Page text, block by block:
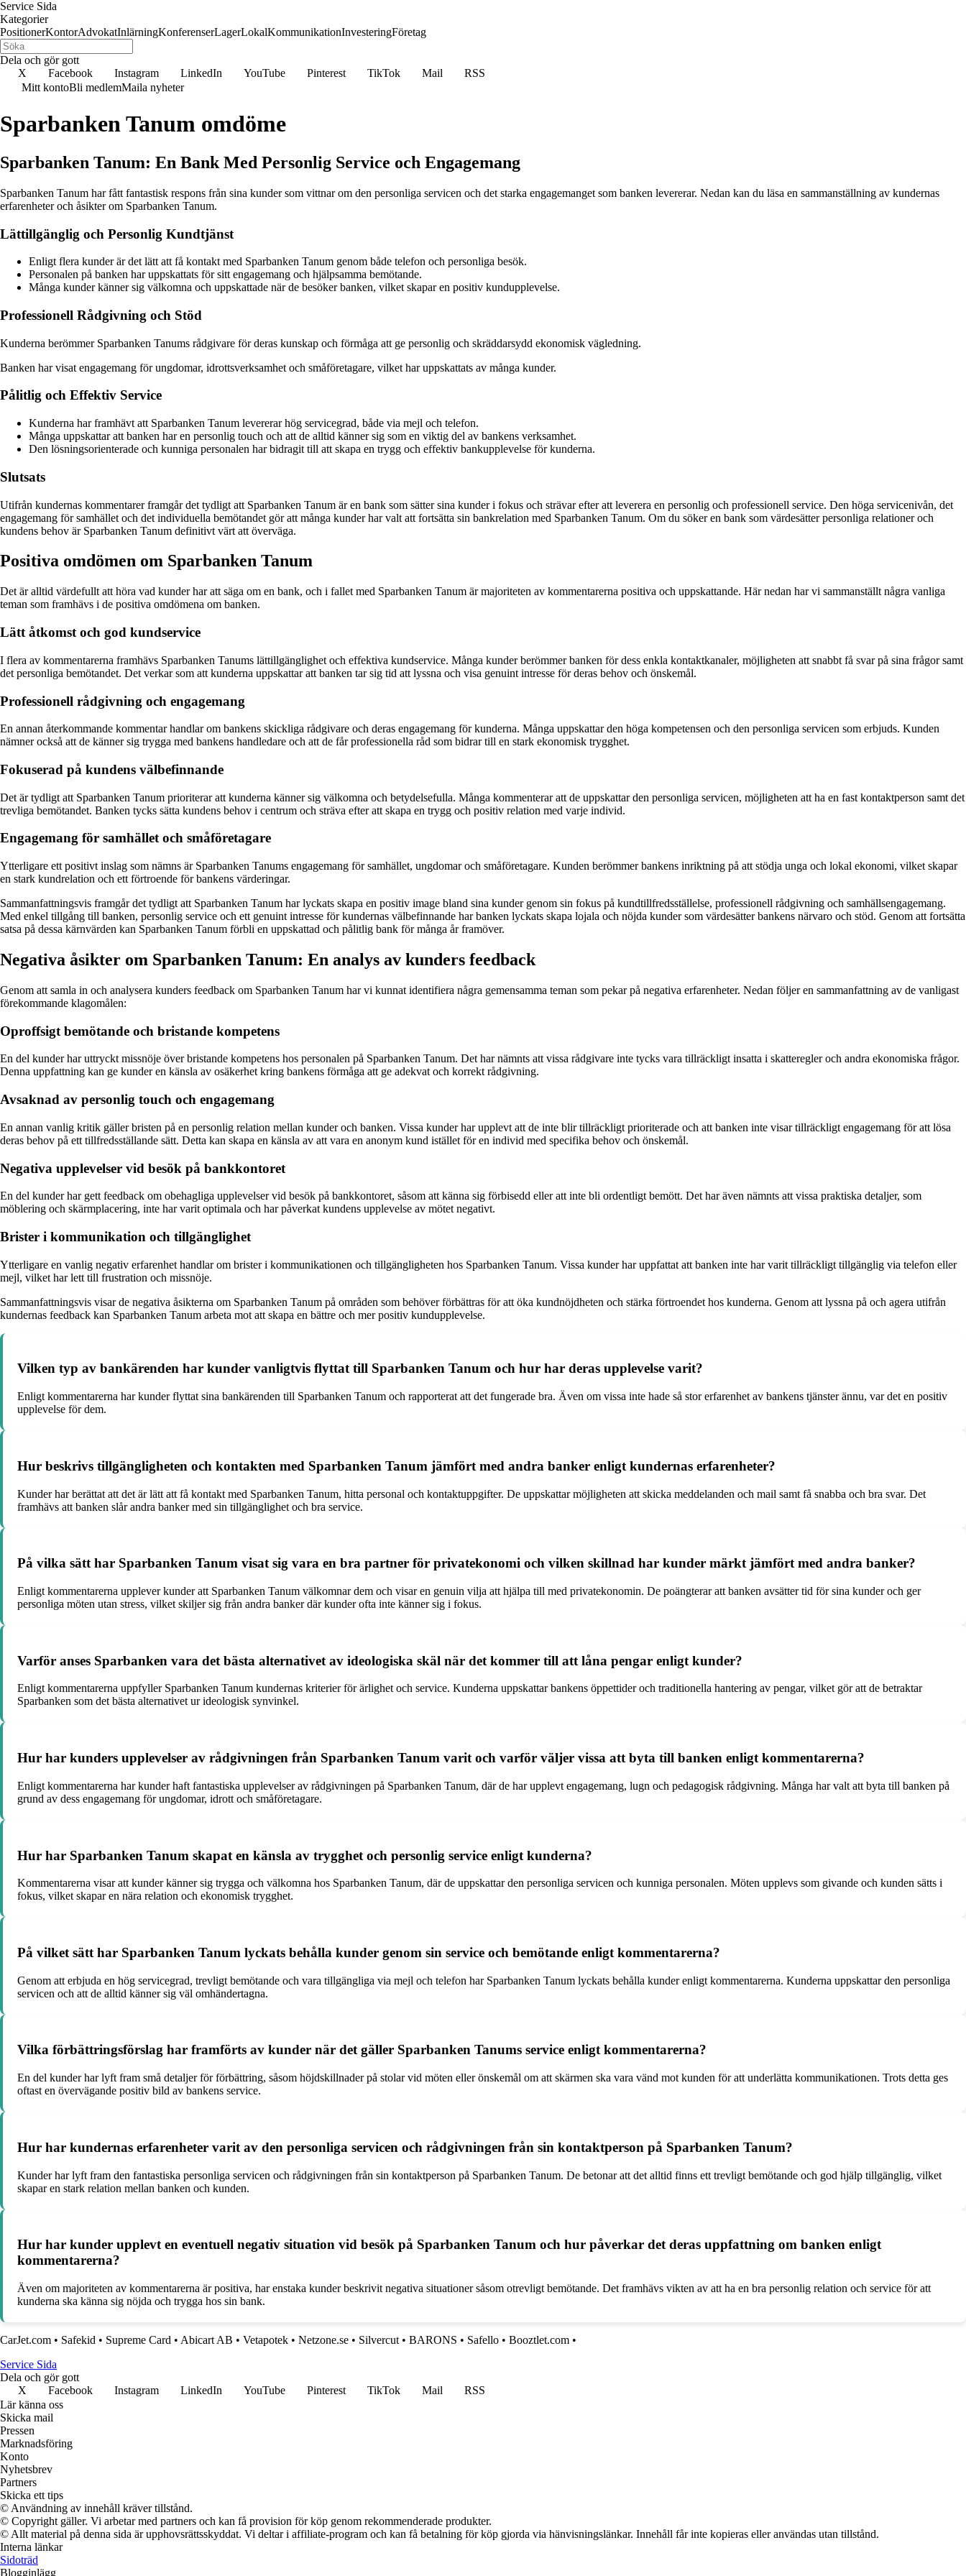
Service Sida
Kategorier
PositionerKontorAdvokatInlärningKonferenserLagerLokalKommunikationInvesteringFöretag
Dela och gör gott
X
Facebook Instagram LinkedIn YouTube Pinterest TikTok Mail
RSS
Mitt kontoBli medlemMaila nyheter
Sparbanken Tanum omdöme
Sparbanken Tanum: En Bank Med Personlig Service och Engagemang
Sparbanken Tanum har fått fantastisk respons från sina kunder som vittnar om den personliga servicen och det starka engagemanget som banken levererar. Nedan kan du läsa en sammanställning av kundernas
erfarenheter och åsikter om Sparbanken Tanum.
Lättillgänglig och Personlig Kundtjänst
Enligt flera kunder är det lätt att få kontakt med Sparbanken Tanum genom både telefon och personliga besök.
Personalen på banken har uppskattats för sitt engagemang och hjälpsamma bemötande.
Många kunder känner sig välkomna och uppskattade när de besöker banken, vilket skapar en positiv kundupplevelse.
Professionell Rådgivning och Stöd
Kunderna berömmer Sparbanken Tanums rådgivare för deras kunskap och förmåga att ge personlig och skräddarsydd ekonomisk vägledning.
Banken har visat engagemang för ungdomar, idrottsverksamhet och småföretagare, vilket har uppskattats av många kunder.
Pålitlig och Effektiv Service
Kunderna har framhävt att Sparbanken Tanum levererar hög servicegrad, både via mejl och telefon.
Många uppskattar att banken har en personlig touch och att de alltid känner sig som en viktig del av bankens verksamhet.
Den lösningsorienterade och kunniga personalen har bidragit till att skapa en trygg och effektiv bankupplevelse för kunderna.
Slutsats
Utifrån kundernas kommentarer framgår det tydligt att Sparbanken Tanum är en bank som sätter sina kunder i fokus och strävar efter att leverera en personlig och professionell service. Den höga servicenivån, det
engagemang för samhället och det individuella bemötandet gör att många kunder har valt att fortsätta sin bankrelation med Sparbanken Tanum. Om du söker en bank som värdesätter personliga relationer och
kundens behov är Sparbanken Tanum definitivt värt att överväga.
Positiva omdömen om Sparbanken Tanum
Det är alltid värdefullt att höra vad kunder har att säga om en bank, och i fallet med Sparbanken Tanum är majoriteten av kommentarerna positiva och uppskattande. Här nedan har vi sammanställt några vanliga
teman som framhävs i de positiva omdömena om banken.
Lätt åtkomst och god kundservice
I flera av kommentarerna framhävs Sparbanken Tanums lättillgänglighet och effektiva kundservice. Många kunder berömmer banken för dess enkla kontaktkanaler, möjligheten att snabbt få svar på sina frågor samt
det personliga bemötandet. Det verkar som att kunderna uppskattar att banken tar sig tid att lyssna och visa genuint intresse för deras behov och önskemål.
Professionell rådgivning och engagemang
En annan återkommande kommentar handlar om bankens skickliga rådgivare och deras engagemang för kunderna. Många uppskattar den höga kompetensen och den personliga servicen som erbjuds. Kunden
nämner också att de känner sig trygga med bankens handledare och att de får professionella råd som bidrar till en stark ekonomisk trygghet.
Fokuserad på kundens välbefinnande
Det är tydligt att Sparbanken Tanum prioriterar att kunderna känner sig välkomna och betydelsefulla. Många kommenterar att de uppskattar den personliga servicen, möjligheten att ha en fast kontaktperson samt det
trevliga bemötandet. Banken tycks sätta kundens behov i centrum och sträva efter att skapa en trygg och positiv relation med varje individ.
Engagemang för samhället och småföretagare
Ytterligare ett positivt inslag som nämns är Sparbanken Tanums engagemang för samhället, ungdomar och småföretagare. Kunden berömmer bankens inriktning på att stödja unga och lokal ekonomi, vilket skapar
en stark kundrelation och ett förtroende för bankens värderingar.
Sammanfattningsvis framgår det tydligt att Sparbanken Tanum har lyckats skapa en positiv image bland sina kunder genom sin fokus på kundtillfredsställelse, professionell rådgivning och samhällsengagemang.
Med enkel tillgång till banken, personlig service och ett genuint intresse för kundernas välbefinnande har banken lyckats skapa lojala och nöjda kunder som värdesätter bankens närvaro och stöd. Genom att fortsätta
satsa på dessa kärnvärden kan Sparbanken Tanum förbli en uppskattad och pålitlig bank för många år framöver.
Negativa åsikter om Sparbanken Tanum: En analys av kunders feedback
Genom att samla in och analysera kunders feedback om Sparbanken Tanum har vi kunnat identifiera några gemensamma teman som pekar på negativa erfarenheter. Nedan följer en sammanfattning av de vanligast
förekommande klagomålen:
Oproffsigt bemötande och bristande kompetens
En del kunder har uttryckt missnöje över bristande kompetens hos personalen på Sparbanken Tanum. Det har nämnts att vissa rådgivare inte tycks vara tillräckligt insatta i skatteregler och andra ekonomiska frågor.
Denna uppfattning kan ge kunder en känsla av osäkerhet kring bankens förmåga att ge adekvat och korrekt rådgivning.
Avsaknad av personlig touch och engagemang
En annan vanlig kritik gäller bristen på en personlig relation mellan kunder och banken. Vissa kunder har upplevt att de inte blir tillräckligt prioriterade och att banken inte visar tillräckligt engagemang för att lösa
deras behov på ett tillfredsställande sätt. Detta kan skapa en känsla av att vara en anonym kund istället för en individ med specifika behov och önskemål.
Negativa upplevelser vid besök på bankkontoret
En del kunder har gett feedback om obehagliga upplevelser vid besök på bankkontoret, såsom att känna sig förbisedd eller att inte bli ordentligt bemött. Det har även nämnts att vissa praktiska detaljer, som
möblering och skärmplacering, inte har varit optimala och har påverkat kundens upplevelse av mötet negativt.
Brister i kommunikation och tillgänglighet
Ytterligare en vanlig negativ erfarenhet handlar om brister i kommunikationen och tillgängligheten hos Sparbanken Tanum. Vissa kunder har uppfattat att banken inte har varit tillräckligt tillgänglig via telefon eller
mejl, vilket har lett till frustration och missnöje.
Sammanfattningsvis visar de negativa åsikterna om Sparbanken Tanum på områden som behöver förbättras för att öka kundnöjdheten och stärka förtroendet hos kunderna. Genom att lyssna på och agera utifrån
kundernas feedback kan Sparbanken Tanum arbeta mot att skapa en bättre och mer positiv kundupplevelse.
Vilken typ av bankärenden har kunder vanligtvis flyttat till Sparbanken Tanum och hur har deras upplevelse varit?
Enligt kommentarerna har kunder flyttat sina bankärenden till Sparbanken Tanum och rapporterat att det fungerade bra. Även om vissa inte hade så stor erfarenhet av bankens tjänster ännu, var det en positiv
upplevelse för dem.
Hur beskrivs tillgängligheten och kontakten med Sparbanken Tanum jämfört med andra banker enligt kundernas erfarenheter?
Kunder har berättat att det är lätt att få kontakt med Sparbanken Tanum, hitta personal och kontaktuppgifter. De uppskattar möjligheten att skicka meddelanden och mail samt få snabba och bra svar. Det
framhävs att banken slår andra banker med sin tillgänglighet och bra service.
På vilka sätt har Sparbanken Tanum visat sig vara en bra partner för privatekonomi och vilken skillnad har kunder märkt jämfört med andra banker?
Enligt kommentarerna upplever kunder att Sparbanken Tanum välkomnar dem och visar en genuin vilja att hjälpa till med privatekonomin. De poängterar att banken avsätter tid för sina kunder och ger
personliga möten utan stress, vilket skiljer sig från andra banker där kunder ofta inte känner sig i fokus.
Varför anses Sparbanken vara det bästa alternativet av ideologiska skäl när det kommer till att låna pengar enligt kunder?
Enligt kommentarerna uppfyller Sparbanken Tanum kundernas kriterier för ärlighet och service. Kunderna uppskattar bankens öppettider och traditionella hantering av pengar, vilket gör att de betraktar
Sparbanken som det bästa alternativet ur ideologisk synvinkel.
Hur har kunders upplevelser av rådgivningen från Sparbanken Tanum varit och varför väljer vissa att byta till banken enligt kommentarerna?
Enligt kommentarerna har kunder haft fantastiska upplevelser av rådgivningen på Sparbanken Tanum, där de har upplevt engagemang, lugn och pedagogisk rådgivning. Många har valt att byta till banken på
grund av dess engagemang för ungdomar, idrott och småföretagare.
Hur har Sparbanken Tanum skapat en känsla av trygghet och personlig service enligt kunderna?
Kommentarerna visar att kunder känner sig trygga och välkomna hos Sparbanken Tanum, där de uppskattar den personliga servicen och kunniga personalen. Möten upplevs som givande och kunden sätts i
fokus, vilket skapar en nära relation och ekonomisk trygghet.
På vilket sätt har Sparbanken Tanum lyckats behålla kunder genom sin service och bemötande enligt kommentarerna?
Genom att erbjuda en hög servicegrad, trevligt bemötande och vara tillgängliga via mejl och telefon har Sparbanken Tanum lyckats behålla kunder enligt kommentarerna. Kunderna uppskattar den personliga
servicen och att de alltid känner sig väl omhändertagna.
Vilka förbättringsförslag har framförts av kunder när det gäller Sparbanken Tanums service enligt kommentarerna?
En del kunder har lyft fram små detaljer för förbättring, såsom höjdskillnader på stolar vid möten eller önskemål om att skärmen ska vara vänd mot kunden för att underlätta kommunikationen. Trots detta ges
oftast en övervägande positiv bild av bankens service.
Hur har kundernas erfarenheter varit av den personliga servicen och rådgivningen från sin kontaktperson på Sparbanken Tanum?
Kunder har lyft fram den fantastiska personliga servicen och rådgivningen från sin kontaktperson på Sparbanken Tanum. De betonar att det alltid finns ett trevligt bemötande och god hjälp tillgänglig, vilket
skapar en stark relation mellan banken och kunden.
Hur har kunder upplevt en eventuell negativ situation vid besök på Sparbanken Tanum och hur påverkar det deras uppfattning om banken enligt
kommentarerna?
Även om majoriteten av kommentarerna är positiva, har enstaka kunder beskrivit negativa situationer såsom otrevligt bemötande. Det framhävs vikten av att ha en bra personlig relation och service för att
kunderna ska känna sig nöjda och trygga hos sin bank.
CarJet.com • Safekid • Supreme Card • Abicart AB • Vetapotek • Netzone.se • Silvercut • BARONS • Safello • Booztlet.com •
Service Sida
Dela och gör gott
X
Facebook Instagram LinkedIn YouTube Pinterest TikTok Mail
RSS
Lär känna oss
Skicka mail
Pressen
Marknadsföring
Konto
Nyhetsbrev
Partners
Skicka ett tips
© Användning av innehåll kräver tillstånd.
© Copyright gäller. Vi arbetar med partners och kan få provision för köp genom rekommenderade produkter.
© Allt material på denna sida är upphovsrättsskyddat. Vi deltar i affiliate-program och kan få betalning för köp gjorda via hänvisningslänkar. Innehåll får inte kopieras eller användas utan tillstånd.
Interna länkar
Sidoträd
Blogginlägg